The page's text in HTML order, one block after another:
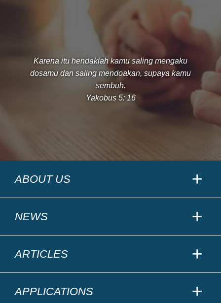
Karena itu hendaklah kamu saling mengaku
dosamu dan saling mendoakan, supaya kamu
sembuh.
Yakobus 5: 16
ABOUT US
NEWS
ARTICLES
APPLICATIONS